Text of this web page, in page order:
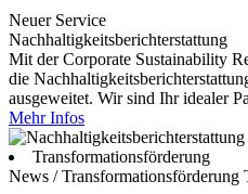
Neuer Service
Nachhaltigkeitsberichterstattung
Mit der Corporate Sustainability
die
ausgeweitet. Wir sind Ihr idealer
Mehr Infos
Transformationsförderung
News / Transformationsförderung